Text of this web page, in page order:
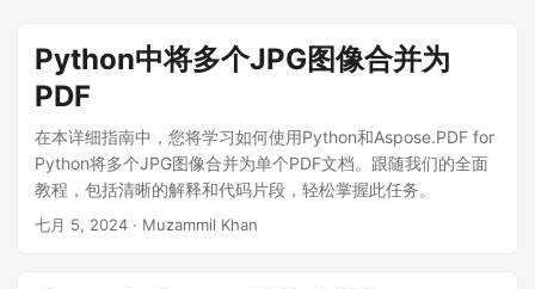
Python中将多个JPG图像合并为
PDF
在本详细指南中，您将学习如何使用Python和Aspose.PDF for
Python将多个JPG图像合并为单个PDF文档。跟随我们的全面
教程，包括清晰的解释和代码片段，轻松掌握此任务。
七月 5, 2024 · Muzammil Khan